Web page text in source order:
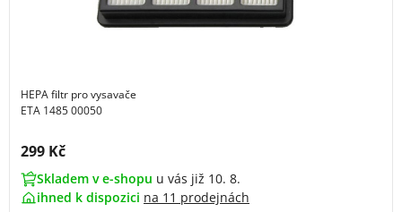
HEPA filtr pro vysavače
ETA 1485 00050
Cena s DPH:
299 Kč
Skladem v e-shopu u vás již 10. 8.
ihned k dispozici na 11 prodejnách